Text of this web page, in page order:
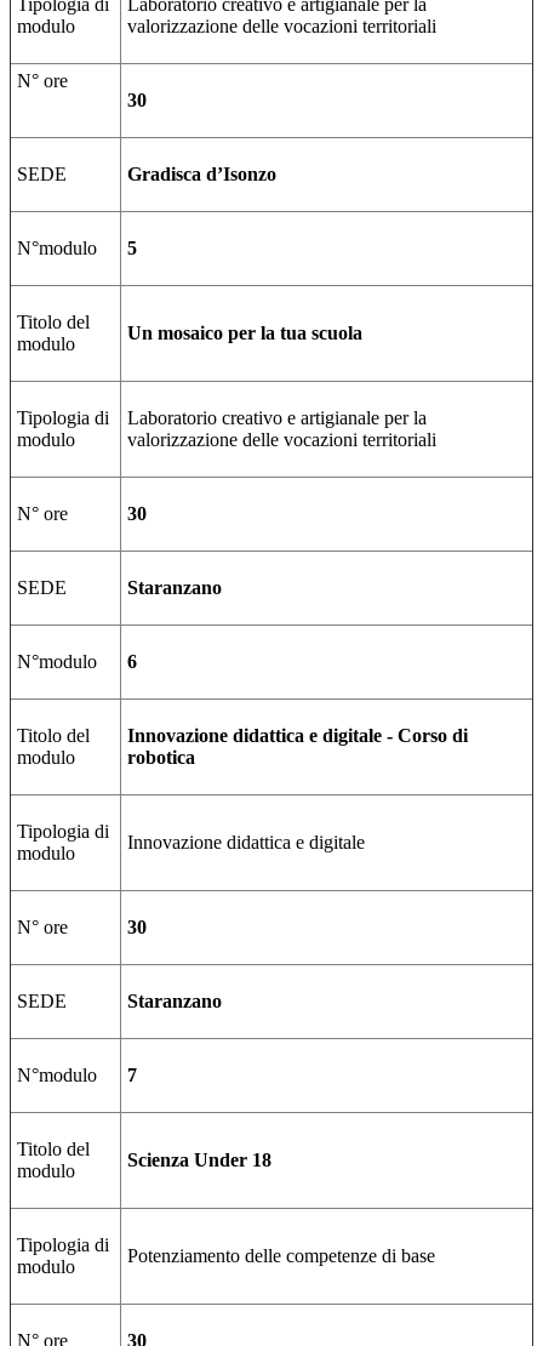
Tipologia di
modulo
Laboratorio creativo e artigianale per la
valorizzazione delle vocazioni territoriali
N° ore
30
SEDE Gradisca d’Isonzo
N°modulo 5
Titolo del
modulo
Un mosaico per la tua scuola
Tipologia di
modulo
Laboratorio creativo e artigianale per la
valorizzazione delle vocazioni territoriali
N° ore 30
SEDE Staranzano
N°modulo 6
Titolo del
modulo
Innovazione didattica e digitale - Corso di
robotica
Tipologia di
modulo
Innovazione didattica e digitale
N° ore 30
SEDE Staranzano
N°modulo 7
Titolo del
modulo
Scienza Under 18
Tipologia di
modulo
Potenziamento delle competenze di base
N° ore 30